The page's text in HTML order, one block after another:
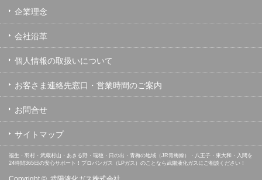
企業理念
会社沿革
個人情報の取扱いについて
お客さま連絡先窓口・営業時間のご案内
お問合せ
サイトマップ
福生・羽村・武蔵村山・あきる野・瑞穂・日の出・青梅の地域（JR青梅線）・八王子・東大和・入間を
24時間365日の安心サポート！プロパンガス（LPガス）のことなら武陽液化ガスにご相談ください！